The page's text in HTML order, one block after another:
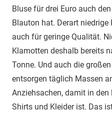
Bluse für drei Euro auch
Blauton hat. Derart
auch für geringe Qualität.
Klamotten deshalb bereits
Tonne. Und auch die
entsorgen täglich Massen
Anziehsachen, damit in den
Shirts und Kleider ist. Das